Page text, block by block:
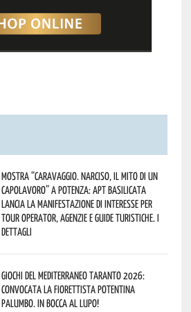
Mostra “Caravaggio. Narciso, il mito di un
capolavoro” a Potenza: APT Basilicata
lancia la manifestazione di interesse per
Tour Operator, Agenzie e Guide Turistiche. I
dettagli
Giochi del Mediterraneo Taranto 2026:
convocata la fiorettista potentina
Palumbo. In bocca al lupo!